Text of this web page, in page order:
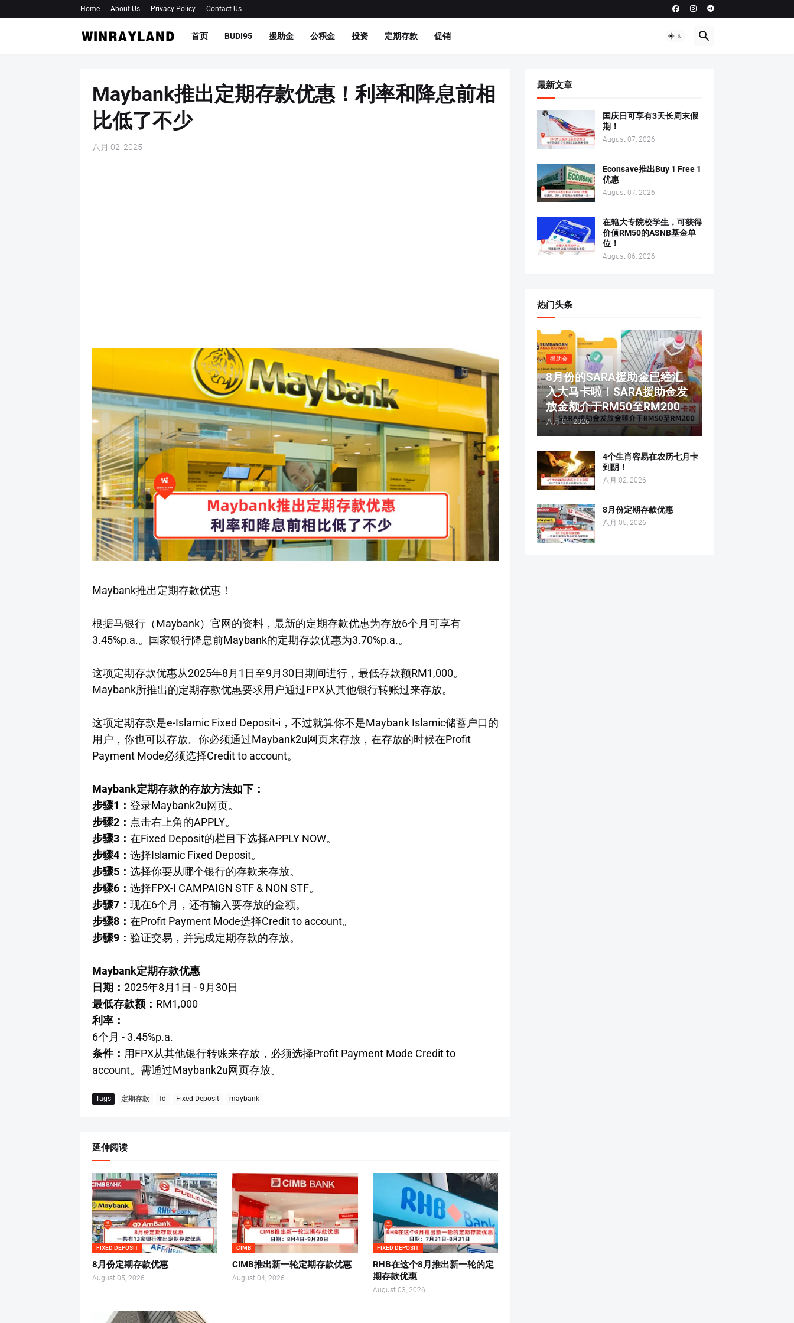
Home About Us Privacy Policy Contact Us
首页 BUDI95 援助金 公积金 投资 定期存款 促销
Maybank推出定期存款优惠！利率和降息前相
比低了不少
八月 02, 2025
Maybank推出定期存款优惠！
根据马银行（Maybank）官网的资料，最新的定期存款优惠为存放6个月可享有
3.45%p.a.。国家银行降息前Maybank的定期存款优惠为3.70%p.a.。
这项定期存款优惠从2025年8月1日至9月30日期间进行，最低存款额RM1,000。
Maybank所推出的定期存款优惠要求用户通过FPX从其他银行转账过来存放。
这项定期存款是e-Islamic Fixed Deposit-i，不过就算你不是Maybank Islamic储蓄户口的
用户，你也可以存放。你必须通过Maybank2u网页来存放，在存放的时候在Profit
Payment Mode必须选择Credit to account。
Maybank定期存款的存放方法如下：
步骤1： 登录Maybank2u网页。
步骤2： 点击右上角的APPLY。
步骤3： 在Fixed Deposit的栏目下选择APPLY NOW。
步骤4： 选择Islamic Fixed Deposit。
步骤5： 选择你要从哪个银行的存款来存放。
步骤6： 选择FPX-I CAMPAIGN STF & NON STF。
步骤7： 现在6个月，还有输入要存放的金额。
步骤8： 在Profit Payment Mode选择Credit to account。
步骤9： 验证交易，并完成定期存款的存放。
Maybank定期存款优惠
日期： 2025年8月1日 - 9月30日
最低存款额： RM1,000
利率：
6个月 - 3.45%p.a.
条件： 用FPX从其他银行转账来存放，必须选择Profit Payment Mode Credit to
account。需通过Maybank2u网页存放。
Tags 定期存款 fd Fixed Deposit maybank
延伸阅读
FIXED DEPOSIT
8月份定期存款优惠
August 05, 2026
CIMB
CIMB推出新一轮定期存款优惠
August 04, 2026
FIXED DEPOSIT
RHB在这个8月推出新一轮的定
期存款优惠
August 03, 2026
最新文章
国庆日可享有3天长周末假
期！
August 07, 2026
Econsave推出Buy 1 Free 1
优惠
August 07, 2026
在籍大专院校学生，可获得
价值RM50的ASNB基金单
位！
August 06, 2026
热门头条
援助金
8月份的SARA援助金已经汇
入大马卡啦！SARA援助金发
放金额介于RM50至RM200
八月 01, 2026
4个生肖容易在农历七月卡
到阴！
八月 02, 2026
8月份定期存款优惠
八月 05, 2026